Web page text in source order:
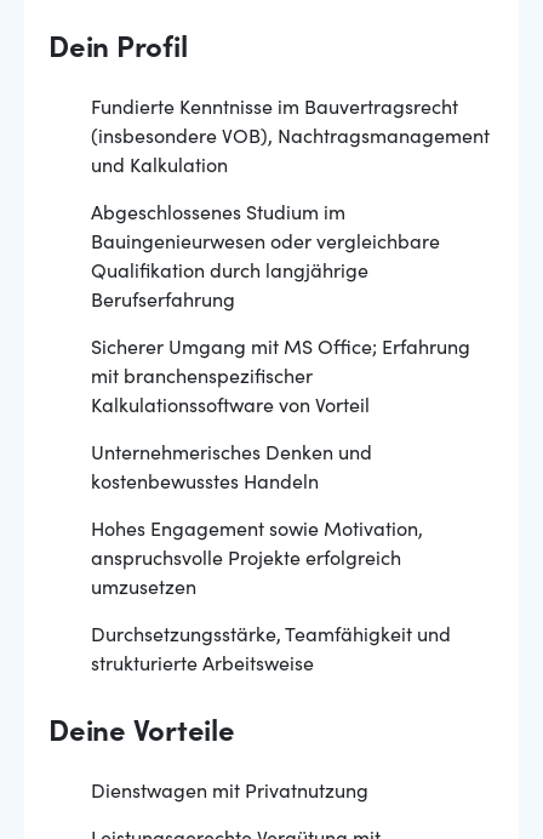
Dein Profil
Fundierte Kenntnisse im Bauvertragsrecht
(insbesondere VOB), Nachtragsmanagement
und Kalkulation
Abgeschlossenes Studium im
Bauingenieurwesen oder vergleichbare
Qualifikation durch langjährige
Berufserfahrung
Sicherer Umgang mit MS Office; Erfahrung
mit branchenspezifischer
Kalkulationssoftware von Vorteil
Unternehmerisches Denken und
kostenbewusstes Handeln
Hohes Engagement sowie Motivation,
anspruchsvolle Projekte erfolgreich
umzusetzen
Durchsetzungsstärke, Teamfähigkeit und
strukturierte Arbeitsweise
Deine Vorteile
Dienstwagen mit Privatnutzung